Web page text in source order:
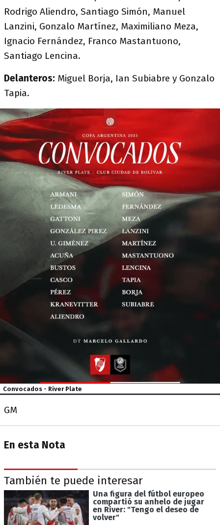
Rodrigo Aliendro, Santiago Simón, Manuel
Lanzini, Gonzalo Martínez, Maximiliano Meza,
Ignacio Fernández, Franco Mastantuono,
Santiago Lencina.
Delanteros: Miguel Borja, Ian Subiabre y Gonzalo
Tapia.
Convocados - River Plate
GM
En esta Nota
También te puede interesar
Una figura del fútbol europeo
compartió su anhelo de jugar
en River: "Tengo el deseo de
volver"